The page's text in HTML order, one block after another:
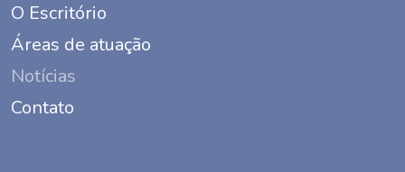
O Escritório
Áreas de atuação
Notícias
Contato